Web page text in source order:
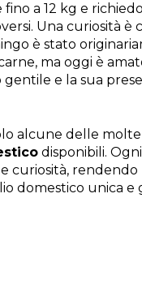
fino a 12 kg e
Una curiosità è
è stato
ma oggi è
e la sua
alcune delle molte
disponibili.
curiosità, rendendo
domestico unica e